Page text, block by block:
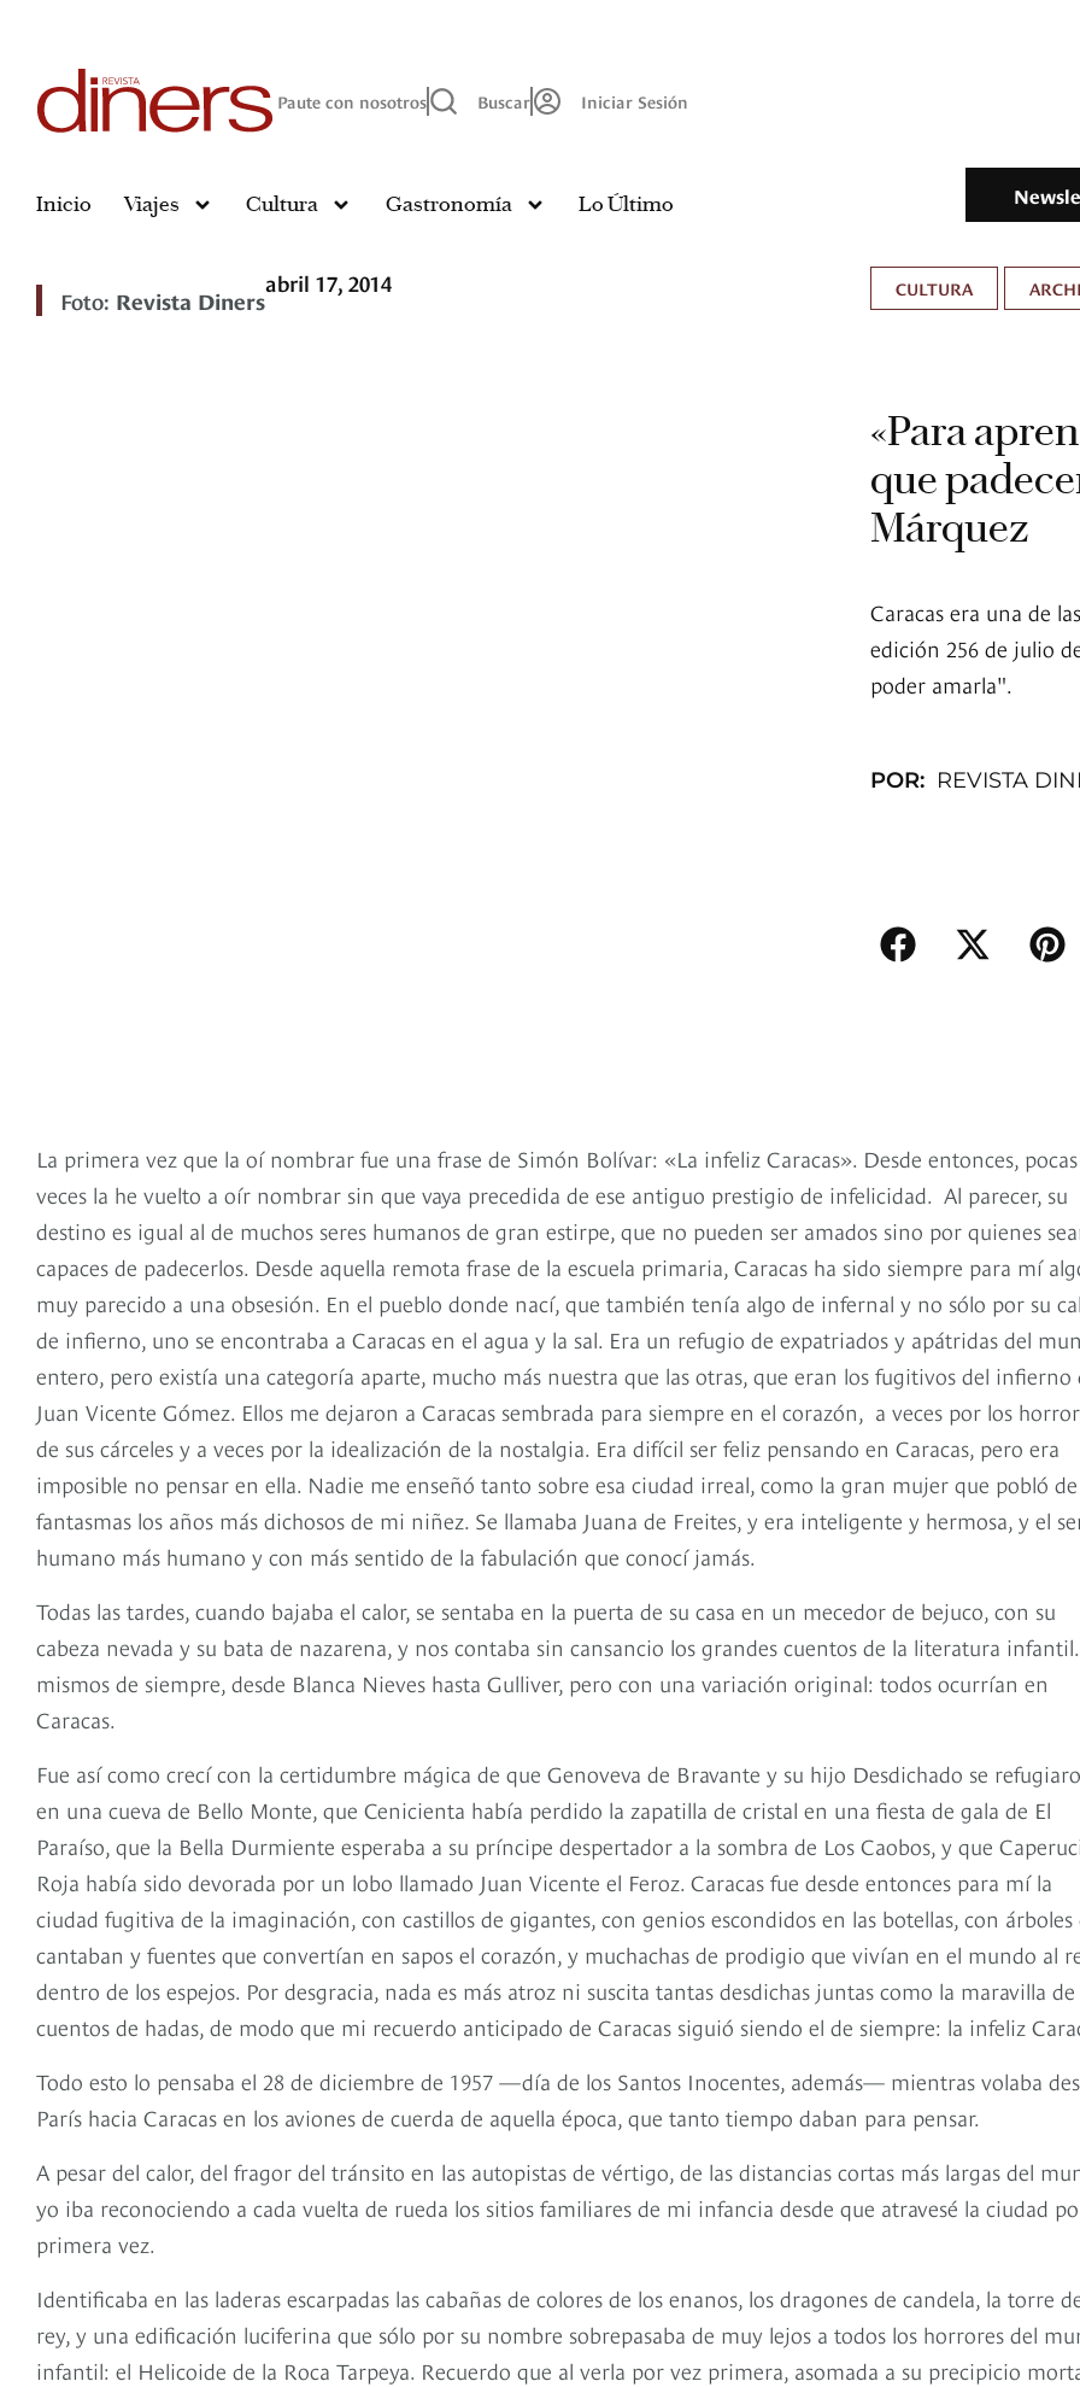
Paute con nosotros Buscar Iniciar Sesión
Inicio Viajes Cultura Gastronomía Lo Último
Foto: Revista Diners
abril 17, 2014 CULTURA
«Para
que
Márquez
Caracas era una de
edición 256 de julio
poder amarla".
POR: REVISTA
La primera vez que la oí nombrar fue una frase de Simón Bolívar: «La infeliz Caracas». Desde entonces, pocas
veces la he vuelto a oír nombrar sin que vaya precedida de ese antiguo prestigio de infelicidad. Al parecer, su
destino es igual al de muchos seres humanos de gran estirpe, que no pueden ser amados sino por quienes
capaces de padecerlos. Desde aquella remota frase de la escuela primaria, Caracas ha sido siempre para mí
muy parecido a una obsesión. En el pueblo donde nací, que también tenía algo de infernal y no sólo por su
de infierno, uno se encontraba a Caracas en el agua y la sal. Era un refugio de expatriados y apátridas del
entero, pero existía una categoría aparte, mucho más nuestra que las otras, que eran los fugitivos del infierno
Juan Vicente Gómez. Ellos me dejaron a Caracas sembrada para siempre en el corazón, a veces por los
de sus cárceles y a veces por la idealización de la nostalgia. Era difícil ser feliz pensando en Caracas, pero era
imposible no pensar en ella. Nadie me enseñó tanto sobre esa ciudad irreal, como la gran mujer que pobló de
fantasmas los años más dichosos de mi niñez. Se llamaba Juana de Freites, y era inteligente y hermosa, y el
humano más humano y con más sentido de la fabulación que conocí jamás.
Todas las tardes, cuando bajaba el calor, se sentaba en la puerta de su casa en un mecedor de bejuco, con su
cabeza nevada y su bata de nazarena, y nos contaba sin cansancio los grandes cuentos de la literatura
mismos de siempre, desde Blanca Nieves hasta Gulliver, pero con una variación original: todos ocurrían en
Caracas.
Fue así como crecí con la certidumbre mágica de que Genoveva de Bravante y su hijo Desdichado se
en una cueva de Bello Monte, que Cenicienta había perdido la zapatilla de cristal en una fiesta de gala de El
Paraíso, que la Bella Durmiente esperaba a su príncipe despertador a la sombra de Los Caobos, y que
Roja había sido devorada por un lobo llamado Juan Vicente el Feroz. Caracas fue desde entonces para mí la
ciudad fugitiva de la imaginación, con castillos de gigantes, con genios escondidos en las botellas, con árboles
cantaban y fuentes que convertían en sapos el corazón, y muchachas de prodigio que vivían en el mundo al
dentro de los espejos. Por desgracia, nada es más atroz ni suscita tantas desdichas juntas como la maravilla de
cuentos de hadas, de modo que mi recuerdo anticipado de Caracas siguió siendo el de siempre: la infeliz
Todo esto lo pensaba el 28 de diciembre de 1957 —día de los Santos Inocentes, además— mientras volaba
París hacia Caracas en los aviones de cuerda de aquella época, que tanto tiempo daban para pensar.
A pesar del calor, del fragor del tránsito en las autopistas de vértigo, de las distancias cortas más largas del
yo iba reconociendo a cada vuelta de rueda los sitios familiares de mi infancia desde que atravesé la ciudad
primera vez.
Identificaba en las laderas escarpadas las cabañas de colores de los enanos, los dragones de candela, la torre
rey, y una edificación luciferina que sólo por su nombre sobrepasaba de muy lejos a todos los horrores del
infantil: el Helicoide de la Roca Tarpeya. Recuerdo que al verla por vez primera, asomada a su precipicio